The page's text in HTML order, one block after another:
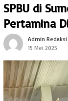
SPBU di
Pertamina
Admin Redaksi
15 Mei 2025